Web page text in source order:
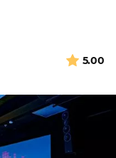
5.00